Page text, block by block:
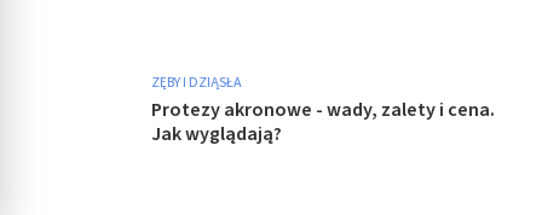
ZĘBY I DZIĄSŁA
Protezy akronowe - wady, zalety i cena.
Jak wyglądają?